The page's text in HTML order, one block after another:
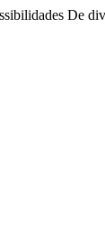
De